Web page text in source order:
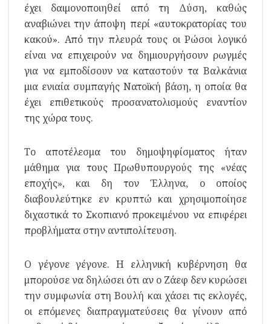
έχει δαιμονοποιηθεί από τη Δύση, καθώς
αναβιώνει την άποψη περί «αυτοκρατορίας του
κακού». Από την πλευρά τους οι Ρώσοι λογικό
είναι να επιχειρούν να δημιουργήσουν ρωγμές
για να εμποδίσουν να καταστούν τα Βαλκάνια
μια ενιαία συμπαγής Νατοϊκή βάση, η οποία θα
έχει επιθετικούς προσανατολισμούς εναντίον
της χώρα τους.
Το αποτέλεσμα του δημοψηφίσματος ήταν
μάθημα για τους Πρωθυπουργούς της «νέας
εποχής», και δη τον Έλληνα, ο οποίος
διαβουλεύτηκε εν κρυπτώ και χρησιμοποίησε
διχαστικά το Σκοπιανό προκειμένου να επιφέρει
προβλήματα στην αντιπολίτευση.
Ο γέγονε γέγονε. Η ελληνική κυβέρνηση θα
μπορούσε να δηλώσει ότι αν ο Ζάεφ δεν κυρώσει
την συμφωνία στη Βουλή και χάσει τις εκλογές,
οι επόμενες διαπραγματεύσεις θα γίνουν από